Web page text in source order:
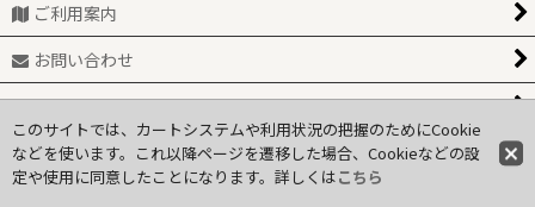
ご利用案内
お問い合わせ
関連ページ一覧
© 2025, coppia n+a
このサイトでは、カートシステムや利用状況の把握のためにCookie
などを使います。これ以降ページを遷移した場合、Cookieなどの設
定や使用に同意したことになります。詳しくはこちら